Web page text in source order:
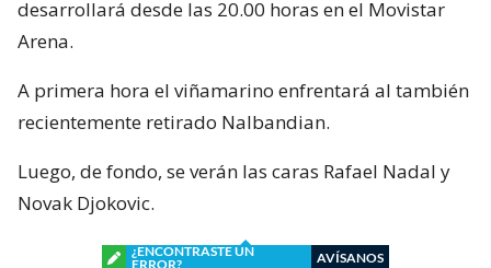
desarrollará desde las 20.00 horas en el Movistar
Arena.
A primera hora el viñamarino enfrentará al también
recientemente retirado Nalbandian.
Luego, de fondo, se verán las caras Rafael Nadal y
Novak Djokovic.
¿ENCONTRASTE UN
ERROR?
AVÍSANOS